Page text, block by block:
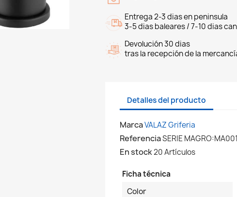
Entrega 2-3 dias en peninsula
3-5 dias baleares / 7-10 dias
Devolución 30 dias
tras la recepción de la
Detalles del producto
MarcaVALAZ Griferia
ReferenciaSERIE
En stock20 Artículos
Ficha técnica
Color